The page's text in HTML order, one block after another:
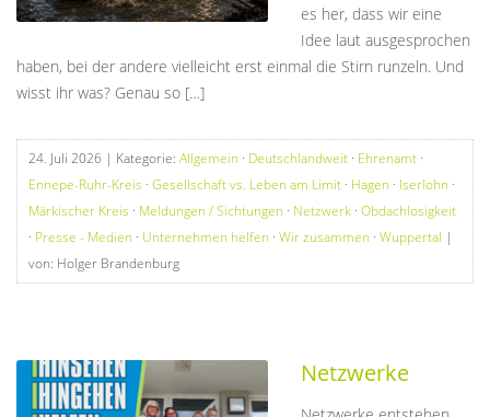
es her, dass wir eine
Idee laut ausgesprochen
haben, bei der andere vielleicht erst einmal die Stirn runzeln. Und
wisst ihr was? Genau so […]
24. Juli 2026 | Kategorie: Allgemein · Deutschlandweit · Ehrenamt ·
Ennepe-Ruhr-Kreis · Gesellschaft vs. Leben am Limit · Hagen · Iserlohn ·
Märkischer Kreis · Meldungen / Sichtungen · Netzwerk · Obdachlosigkeit
· Presse - Medien · Unternehmen helfen · Wir zusammen · Wuppertal |
von: Holger Brandenburg
Netzwerke